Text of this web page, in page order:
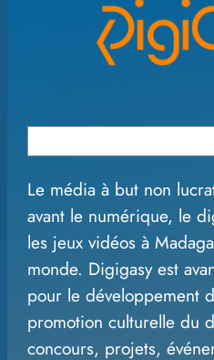
e
a
r
c
h
Le média à but non
avant le numérique, le
les jeux vidéos à
monde. Digigasy est
pour le développement
promotion culturelle du
concours, projets,